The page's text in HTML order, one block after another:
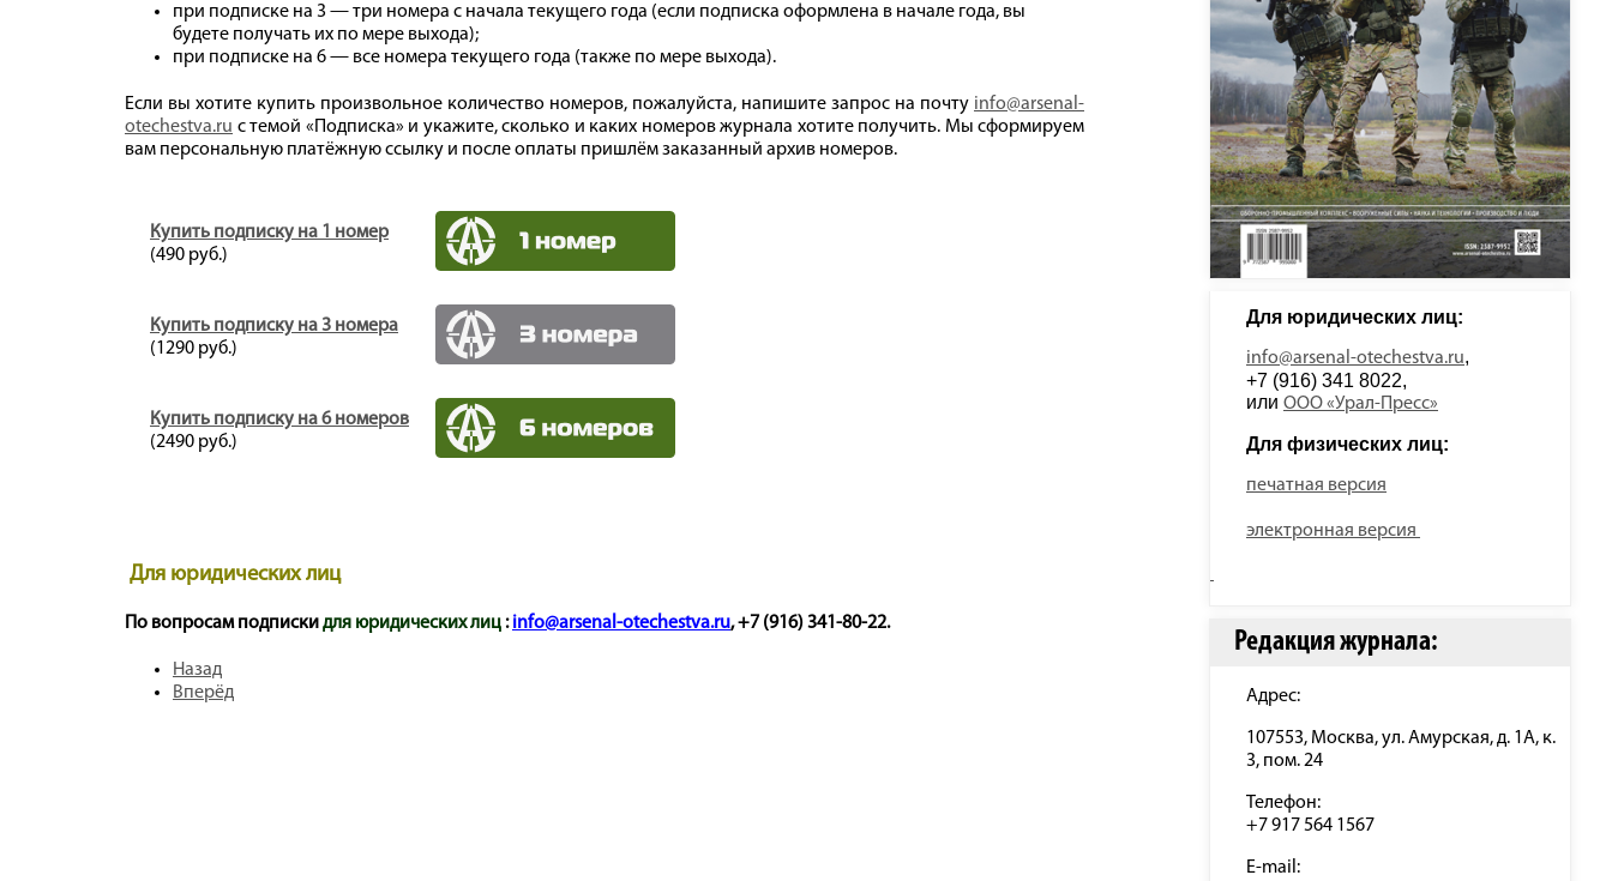
при подписке на 3 — три номера с начала текущего года (если подписка оформлена в начале года, вы
будете получать их по мере выхода);
при подписке на 6 — все номера текущего года (также по мере выхода).
Если вы хотите купить произвольное количество номеров, пожалуйста, напишите запрос на почту info@arsenal-
otechestva.ru с темой «Подписка» и укажите, сколько и каких номеров журнала хотите получить. Мы сформируем
вам персональную платёжную ссылку и после оплаты пришлём заказанный архив номеров.
Купить подписку на 1 номер
(490 руб.)
Купить подписку на 3 номера
(1290 руб.)
Купить подписку на 6 номеров
(2490 руб.)
Для юридических лиц
По вопросам подпискидля юридических лиц :info@arsenal-otechestva.ru, +7 (916) 341-80-22.
Назад
Вперёд
Для юридических лиц:
info@arsenal-otechestva.ru,
+7 (916) 341 8022,
или ООО «Урал-Пресс»
Для физических лиц:
печатная версия
электронная версия
Редакция журнала:
Адрес:
107553, Москва, ул. Амурская, д. 1А, к.
3, пом. 24
Телефон:
+7 917 564 1567
E-mail: